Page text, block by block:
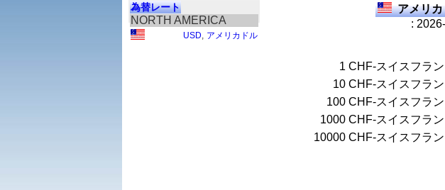
為替レート
NORTH AMERICA
USD アメリカドル
アメリ
:
1 CHF-スイスフラン
10 CHF-スイスフラン
100 CHF-スイスフラン
1000 CHF-スイスフラン
10000 CHF-スイスフラン